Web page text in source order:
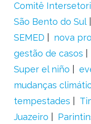
Comitê
São Bento do Sul
SEMED
nova
gestão de casos
Super el niño
mudanças
tempestades
Juazeiro